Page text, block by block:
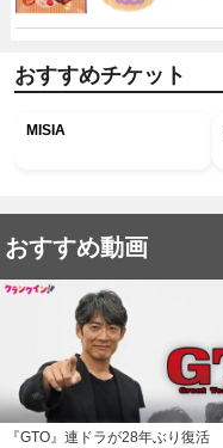
おすすめチケット
MISIA
おすすめ動画
『GTO』連ドラが28年ぶり復活